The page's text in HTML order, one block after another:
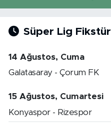
Süper Lig Fikstür
14 Ağustos, Cuma
Galatasaray - Çorum FK
15 Ağustos, Cumartesi
Konyaspor - Rizespor